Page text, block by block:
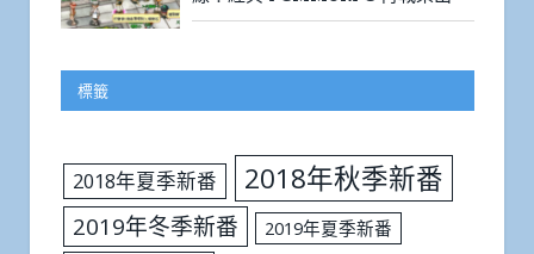
標籤
2018年夏季新番 2018年秋季新番
2019年冬季新番
2019年夏季新番